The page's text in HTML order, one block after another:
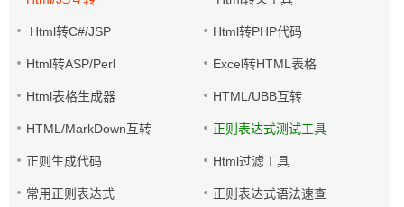
Html转C#/JSP Html转PHP代码
Html转ASP/Perl Excel转HTML表格
Html表格生成器 HTML/UBB互转
HTML/MarkDown互转 正则表达式测试工具
正则生成代码 Html过滤工具
常用正则表达式 正则表达式语法速查